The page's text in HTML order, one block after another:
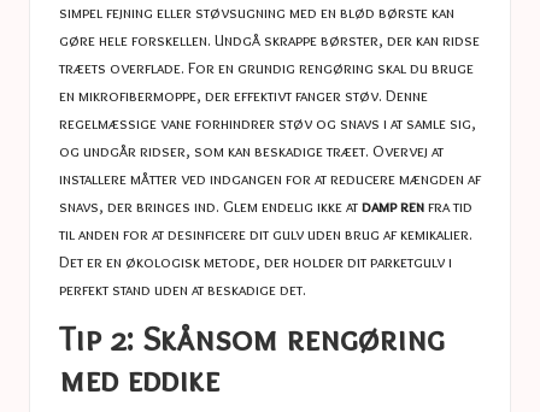
simpel fejning eller støvsugning med en blød børste kan
gøre hele forskellen. Undgå skrappe børster, der kan ridse
træets overflade. For en grundig rengøring skal du bruge
en mikrofibermoppe, der effektivt fanger støv. Denne
regelmæssige vane forhindrer støv og snavs i at samle sig,
og undgår ridser, som kan beskadige træet. Overvej at
installere måtter ved indgangen for at reducere mængden af
​​snavs, der bringes ind. Glem endelig ikke atdamp renfra tid
til anden for at desinficere dit gulv uden brug af kemikalier.
Det er en økologisk metode, der holder dit parketgulv i
perfekt stand uden at beskadige det.
Tip 2: Skånsom rengøring
med eddike